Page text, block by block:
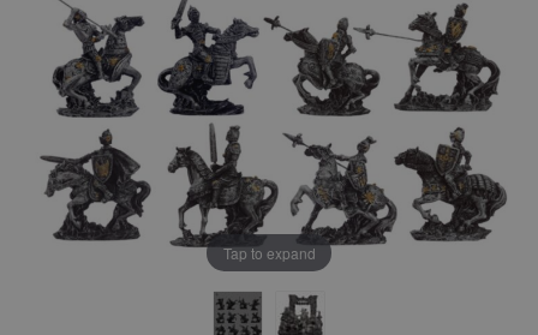
Tap to expand